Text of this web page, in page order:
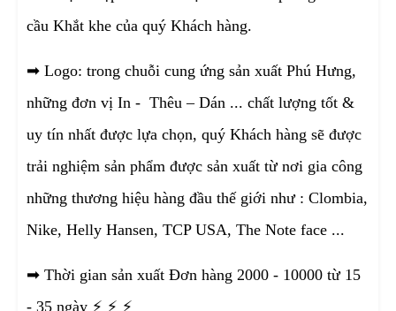
cầu Khắt khe của quý Khách hàng.
➡ Logo: trong chuỗi cung ứng sản xuất Phú Hưng,
những đơn vị In - Thêu – Dán ... chất lượng tốt &
uy tín nhất được lựa chọn, quý Khách hàng sẽ được
trải nghiệm sản phẩm được sản xuất từ nơi gia công
những thương hiệu hàng đầu thế giới như : Clombia,
Nike, Helly Hansen, TCP USA, The Note face ...
➡ Thời gian sản xuất Đơn hàng 2000 - 10000 từ 15
- 35 ngày ⚡ ⚡ ⚡